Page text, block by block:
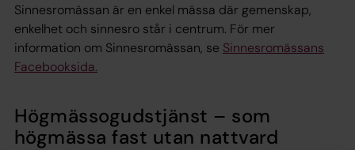
Sinnesromässan är en enkel mässa där gemenskap,
enkelhet och sinnesro står i centrum. För mer
information om Sinnesromässan, se Sinnesromässans
Facebooksida.
Högmässogudstjänst – som
högmässa fast utan nattvard